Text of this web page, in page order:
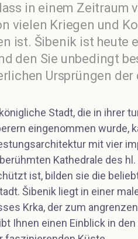
in einem Zeitraum
vielen Kriegen und
ist. Šibenik ist heute
den Sie unbedingt
Ursprüngen der
Stadt, die in ihrer
eingenommen wurde,
mit vier
Kathedrale des hl.
ist, bilden sie die
Šibenik liegt in einer
Krka, der zum
Ihnen einen Einblick in